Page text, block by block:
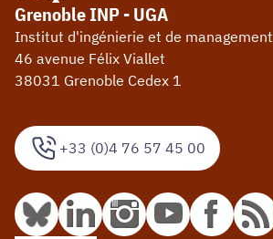
+33 (0)4 76 57 45 00
Grenoble INP - UGA
Institut d'ingénierie et de management
46 avenue Félix Viallet
38031 Grenoble Cedex 1